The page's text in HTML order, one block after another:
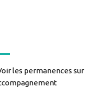
les permanences sur